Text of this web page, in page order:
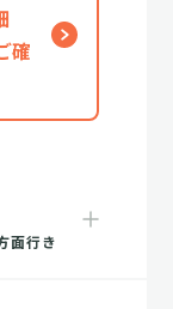
確
面行き